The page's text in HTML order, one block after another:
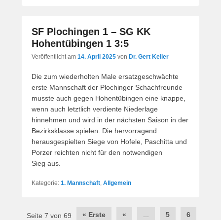
SF Plochingen 1 – SG KK
Hohentübingen 1 3:5
Veröffentlicht am 14. April 2025 von Dr. Gert Keller
Die zum wiederholten Male ersatzgeschwächte
erste Mannschaft der Plochinger Schachfreunde
musste auch gegen Hohentübingen eine knappe,
wenn auch letztlich verdiente Niederlage
hinnehmen und wird in der nächsten Saison in der
Bezirksklasse spielen. Die hervorragend
herausgespielten Siege von Hofele, Paschitta und
Porzer reichten nicht für den notwendigen
Sieg aus.
Kategorie: 1. Mannschaft, Allgemein
Beitragsnavigation
Seite 7 von 69 « Erste « 5
6